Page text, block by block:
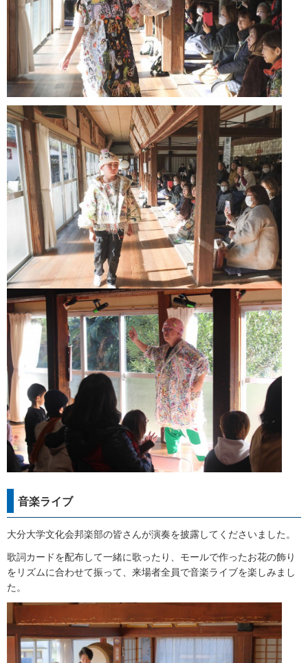
音楽ライブ
大分大学文化会邦楽部の皆さんが演奏を披露してくださいました。
歌詞カードを配布して一緒に歌ったり、モールで作ったお花の飾り
をリズムに合わせて振って、来場者全員で音楽ライブを楽しみまし
た。